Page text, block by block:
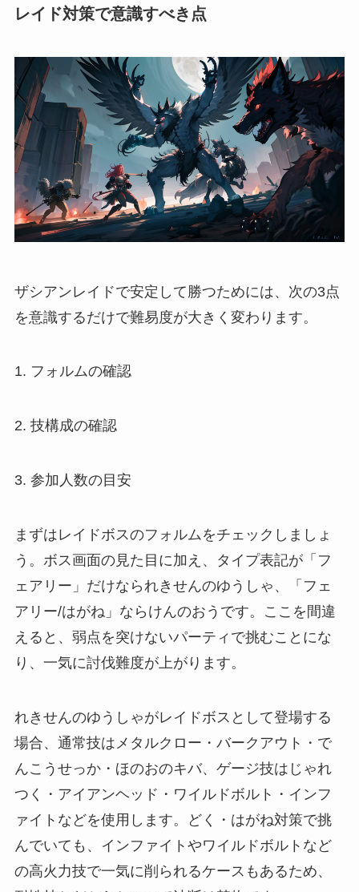
レイド対策で意識すべき点
ザシアンレイドで安定して勝つためには、次の3点
を意識するだけで難易度が大きく変わります。
1. フォルムの確認
2. 技構成の確認
3. 参加人数の目安
まずはレイドボスのフォルムをチェックしましょ
う。ボス画面の見た目に加え、タイプ表記が「フ
ェアリー」だけなられきせんのゆうしゃ、「フェ
アリー/はがね」ならけんのおうです。ここを間違
えると、弱点を突けないパーティで挑むことにな
り、一気に討伐難度が上がります。
れきせんのゆうしゃがレイドボスとして登場する
場合、通常技はメタルクロー・バークアウト・で
んこうせっか・ほのおのキバ、ゲージ技はじゃれ
つく・アイアンヘッド・ワイルドボルト・インフ
ァイトなどを使用します。どく・はがね対策で挑
んでいても、インファイトやワイルドボルトなど
の高火力技で一気に削られるケースもあるため、